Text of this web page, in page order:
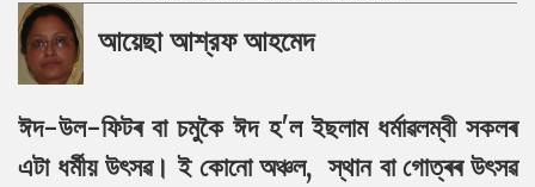
আয়েছা আশ্রফ আহমেদ
ঈদ-উল-ফিটৰ বা চমুকৈ ঈদ হ'ল ইছলাম ধর্মাৱলম্বী সকলৰ
এটা ধৰ্মীয় উৎসৱ। ই কোনো অঞ্চল, স্থান বা গোত্ৰৰ উৎসৱ